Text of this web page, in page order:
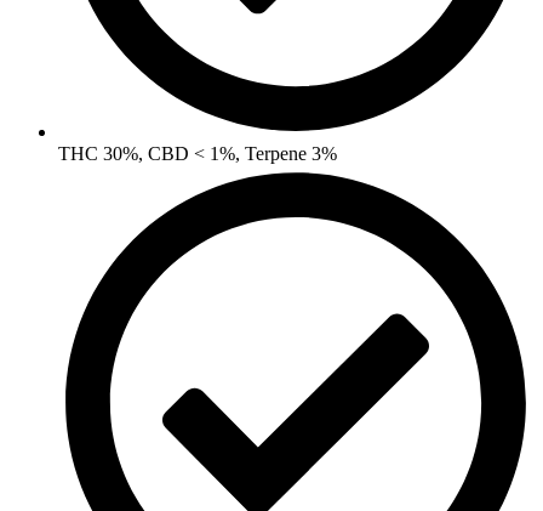
THC 30%, CBD < 1%, Terpene 3%